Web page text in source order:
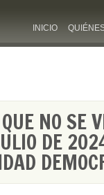
INICIO
NO SE
DE